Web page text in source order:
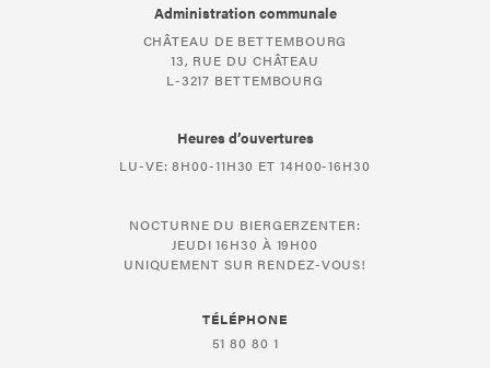
Administration communale
CHÂTEAU DE BETTEMBOURG
13, RUE DU CHÂTEAU
L-3217 BETTEMBOURG
Heures d’ouvertures
LU-VE: 8H00-11H30 ET 14H00-16H30
NOCTURNE DU BIERGERZENTER:
JEUDI 16H30 À 19H00
UNIQUEMENT SUR RENDEZ-VOUS!
TÉLÉPHONE
51 80 80 1